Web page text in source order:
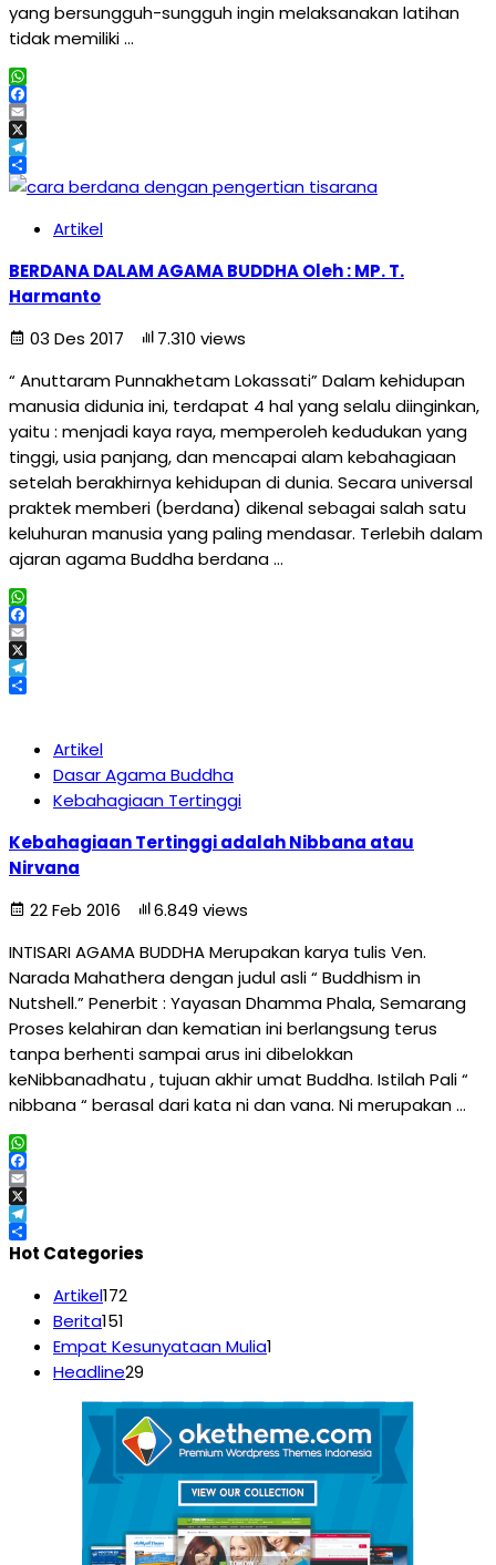
yang bersungguh-sungguh ingin melaksanakan latihan
tidak memiliki …
WhatsApp
Facebook
Email
X
Telegram
Share
Artikel
BERDANA DALAM AGAMA BUDDHA Oleh : MP. T.
Harmanto
03 Des 2017
7.310 views
“ Anuttaram Punnakhetam Lokassati” Dalam kehidupan
manusia didunia ini, terdapat 4 hal yang selalu diinginkan,
yaitu : menjadi kaya raya, memperoleh kedudukan yang
tinggi, usia panjang, dan mencapai alam kebahagiaan
setelah berakhirnya kehidupan di dunia. Secara universal
praktek memberi (berdana) dikenal sebagai salah satu
keluhuran manusia yang paling mendasar. Terlebih dalam
ajaran agama Buddha berdana …
WhatsApp
Facebook
Email
X
Telegram
Artikel
Dasar Agama Buddha
Kebahagiaan Tertinggi
Kebahagiaan Tertinggi adalah Nibbana atau
Nirvana
22 Feb 2016
6.849 views
INTISARI AGAMA BUDDHA Merupakan karya tulis Ven.
Narada Mahathera dengan judul asli “ Buddhism in
Nutshell.” Penerbit : Yayasan Dhamma Phala, Semarang
Proses kelahiran dan kematian ini berlangsung terus
tanpa berhenti sampai arus ini dibelokkan
keNibbanadhatu , tujuan akhir umat Buddha. Istilah Pali “
nibbana “ berasal dari kata ni dan vana. Ni merupakan …
WhatsApp
Facebook
Email
X
Telegram
Share
Hot Categories
Artikel172
Berita151
Empat Kesunyataan Mulia1
Headline29